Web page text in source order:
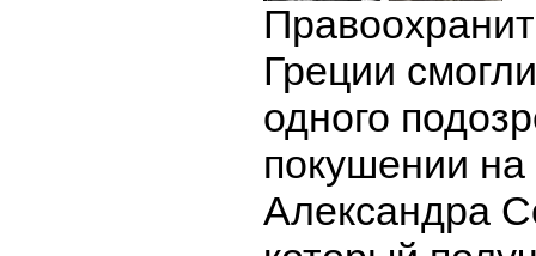
Греции
одного
покушении
Александра